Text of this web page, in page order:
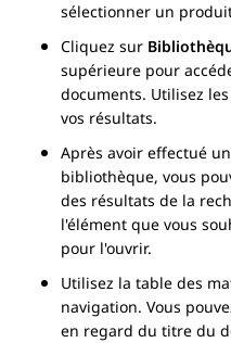
sélectionner un
Cliquez sur
supérieure pour
documents. Utilisez
vos résultats.
Après avoir effectué
bibliothèque, vous
des résultats de la
l'élément que vous
pour l'ouvrir.
Utilisez la table des
navigation. Vous
en regard du titre du